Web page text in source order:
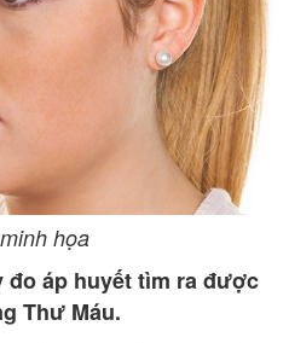
họa
đo áp huyết tìm ra được
Thư Máu.